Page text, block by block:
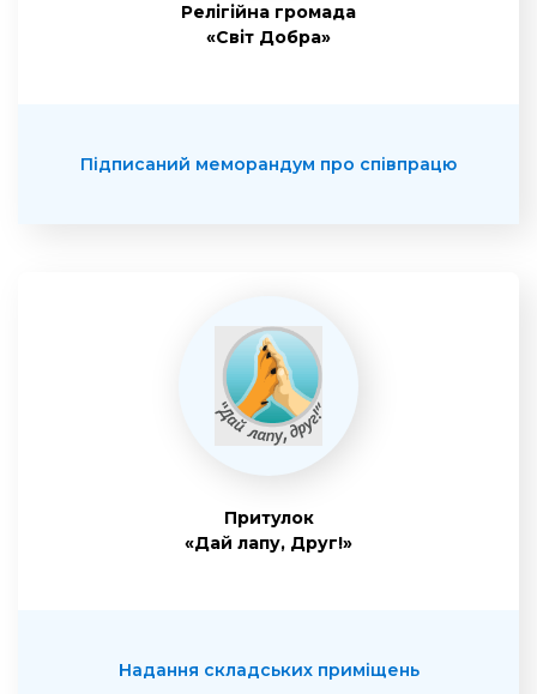
Релігійна громада
«Світ Добра»
Підписаний меморандум про співпрацю
Притулок
«Дай лапу, Друг!»
Надання складських приміщень